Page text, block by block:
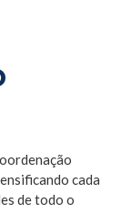
cada
de todo o